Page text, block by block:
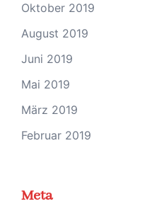
Oktober 2019
August 2019
Juni 2019
Mai 2019
März 2019
Februar 2019
Meta